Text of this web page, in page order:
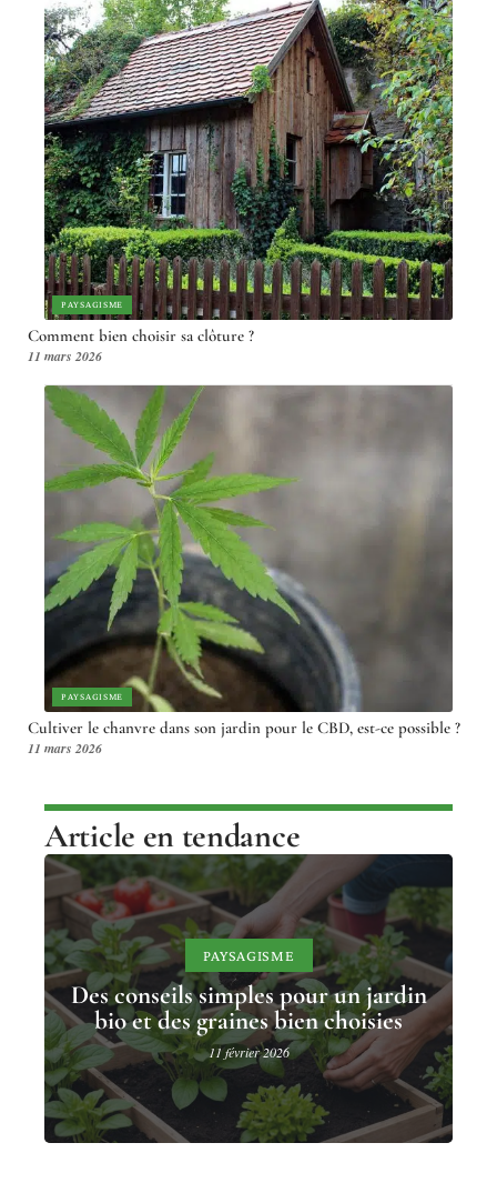
PAYSAGISME
Comment bien choisir sa clôture ?
11 mars 2026
PAYSAGISME
Cultiver le chanvre dans son jardin pour le CBD, est-ce possible ?
11 mars 2026
Article en tendance
PAYSAGISME
Des conseils simples pour un jardin
bio et des graines bien choisies
11 février 2026